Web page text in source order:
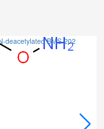
deacetylated BMS-202